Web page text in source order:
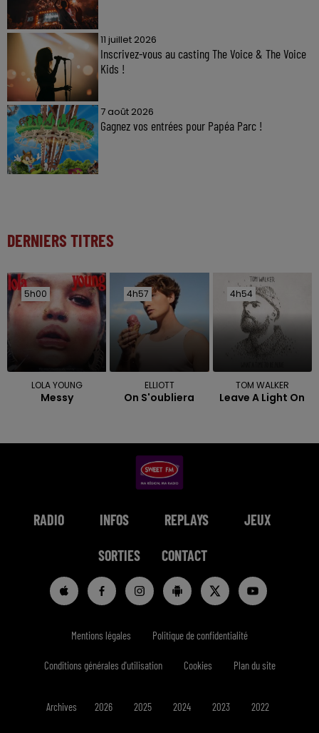
11 juillet 2026
Inscrivez-vous au casting The Voice & The Voice
Kids !
7 août 2026
Gagnez vos entrées pour Papéa Parc !
DERNIERS TITRES
5h00
5h00
LOLA YOUNG
Messy
4h57
4h57
ELLIOTT
On S'oubliera
4h54
4h54
TOM WALKER
Leave A Light On
RADIO INFOS REPLAYS JEUX
SORTIES CONTACT
Mentions légales Politique de confidentialité
Conditions générales d'utilisation Cookies Plan du site
Archives 2026 2025 2024 2023 2022